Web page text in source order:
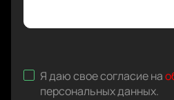
Я даю свое согласие на
персональных данных.